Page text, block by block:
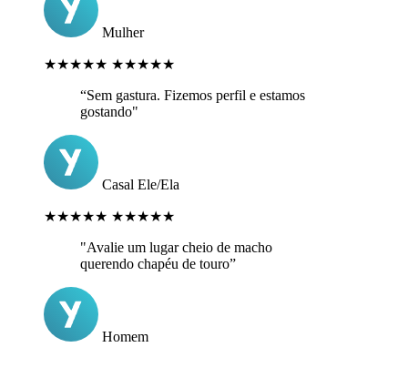
Mulher
★★★★★ ★★★★★
“Sem gastura. Fizemos perfil e estamos
gostando"
Casal Ele/Ela
★★★★★ ★★★★★
"Avalie um lugar cheio de macho
querendo chapéu de touro”
Homem